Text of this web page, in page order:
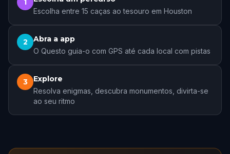
1
Escolha entre 15 caças ao tesouro em Houston
2 Abra a app
O Questo guia-o com GPS até cada local com pistas
3 Explore
Resolva enigmas, descubra monumentos, divirta-se
ao seu ritmo